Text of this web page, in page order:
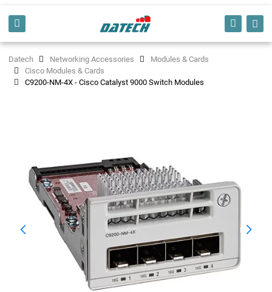
Datech Networking Accessories
Modules & Cards
Cisco Modules & Cards
C9200-NM-4X - Cisco Catalyst 9000 Switch Modules